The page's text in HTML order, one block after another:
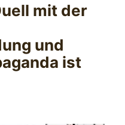
mit der
und
ist